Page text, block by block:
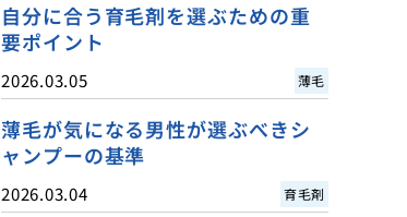
自分に合う育毛剤を選ぶための重
要ポイント
2026.03.05 薄毛
薄毛が気になる男性が選ぶべきシ
ャンプーの基準
2026.03.04 育毛剤